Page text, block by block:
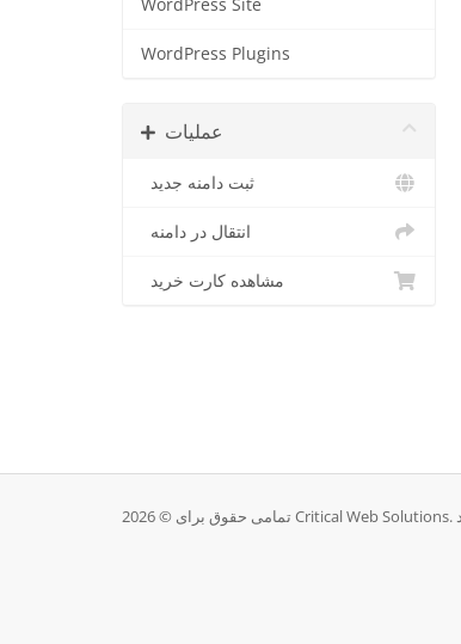
WordPress Site
WordPress Plugins
عملیات
ثبت دامنه جدید
انتقال در دامنه
مشاهده کارت خرید